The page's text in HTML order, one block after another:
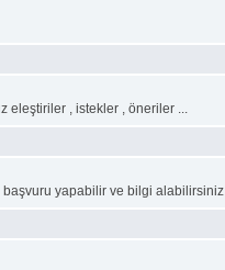
, istekler , öneriler ...
başvuru yapabilir ve bilgi alabilirsiniz.